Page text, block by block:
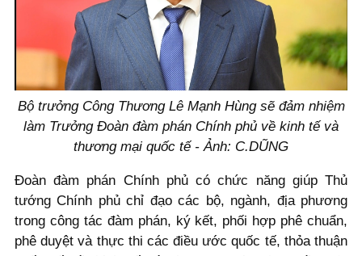
Bộ trưởng Công Thương Lê Mạnh Hùng sẽ đảm nhiệm
làm Trưởng Đoàn đàm phán Chính phủ về kinh tế và
thương mại quốc tế - Ảnh: C.DŨNG
Đoàn đàm phán Chính phủ có chức năng giúp Thủ
tướng Chính phủ chỉ đạo các bộ, ngành, địa phương
trong công tác đàm phán, ký kết, phối hợp phê chuẩn,
phê duyệt và thực thi các điều ước quốc tế, thỏa thuận